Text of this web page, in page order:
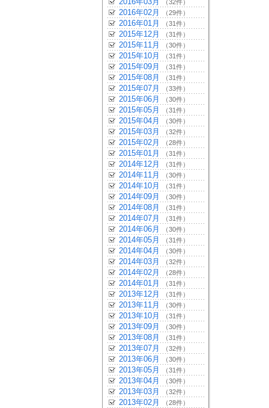
（32件）
2016年02月 （29件）
2016年01月 （31件）
2015年12月 （31件）
2015年11月 （30件）
2015年10月 （31件）
2015年09月 （31件）
2015年08月 （31件）
2015年07月 （33件）
2015年06月 （30件）
2015年05月 （31件）
2015年04月 （30件）
2015年03月 （32件）
2015年02月 （28件）
2015年01月 （31件）
2014年12月 （31件）
2014年11月 （30件）
2014年10月 （31件）
2014年09月 （30件）
2014年08月 （31件）
2014年07月 （31件）
2014年06月 （30件）
2014年05月 （31件）
2014年04月 （30件）
2014年03月 （32件）
2014年02月 （28件）
2014年01月 （31件）
2013年12月 （31件）
2013年11月 （30件）
2013年10月 （31件）
2013年09月 （30件）
2013年08月 （31件）
2013年07月 （32件）
2013年06月 （30件）
2013年05月 （31件）
2013年04月 （30件）
2013年03月 （32件）
2013年02月 （28件）